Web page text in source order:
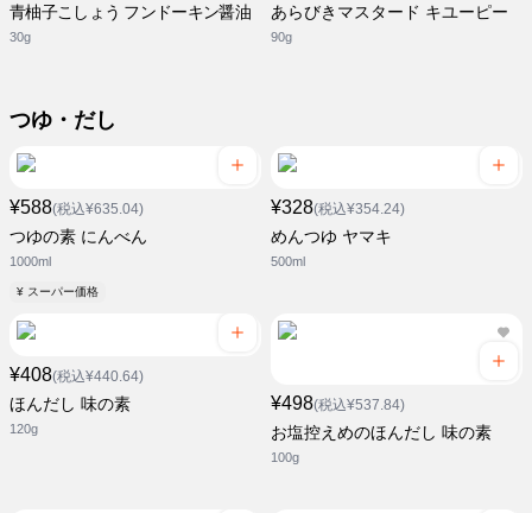
青柚子こしょう フンドーキン醤油
30g
あらびきマスタード キユーピー
90g
つゆ・だし
¥588(税込¥635.04)
つゆの素 にんべん
1000ml
¥ スーパー価格
¥328(税込¥354.24)
めんつゆ ヤマキ
500ml
¥408(税込¥440.64)
ほんだし 味の素
120g
¥498(税込¥537.84)
お塩控えめのほんだし 味の素
100g